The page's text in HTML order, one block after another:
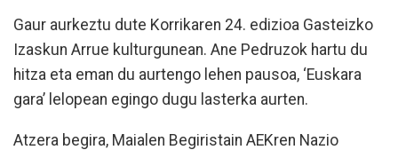
Gaur aurkeztu dute Korrikaren 24. edizioa Gasteizko
Izaskun Arrue kulturgunean. Ane Pedruzok hartu du
hitza eta eman du aurtengo lehen pausoa, ‘Euskara
gara’ lelopean egingo dugu lasterka aurten.
Atzera begira, Maialen Begiristain AEKren Nazio